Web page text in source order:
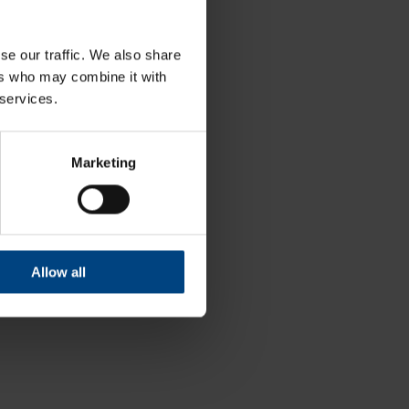
our traffic. We also share
who may combine it with
Marketing
Allow all